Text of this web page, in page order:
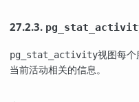
27.2.3.
pg_stat_activity视图每个
当前活动相关的信息。